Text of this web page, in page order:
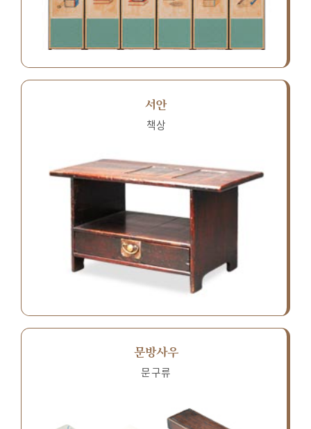
서안
책상
문방사우
문구류